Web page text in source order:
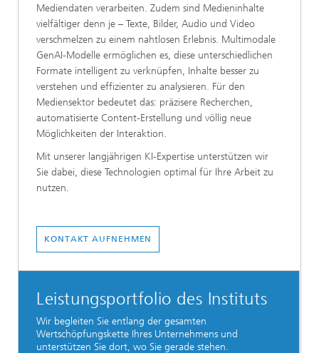
Mediendaten verarbeiten. Zudem sind Medieninhalte
vielfältiger denn je – Texte, Bilder, Audio und Video
verschmelzen zu einem nahtlosen Erlebnis. Multimodale
GenAI-Modelle ermöglichen es, diese unterschiedlichen
Formate intelligent zu verknüpfen, Inhalte besser zu
verstehen und effizienter zu analysieren. Für den
Mediensektor bedeutet das: präzisere Recherchen,
automatisierte Content-Erstellung und völlig neue
Möglichkeiten der Interaktion.
Mit unserer langjährigen KI-Expertise unterstützen wir
Sie dabei, diese Technologien optimal für Ihre Arbeit zu
nutzen.
KONTAKT AUFNEHMEN
Leistungsportfolio des Instituts
Wir begleiten Sie entlang der gesamten
Wertschöpfungskette Ihres Unternehmens und
unterstützen Sie dort, wo Sie gerade stehen.